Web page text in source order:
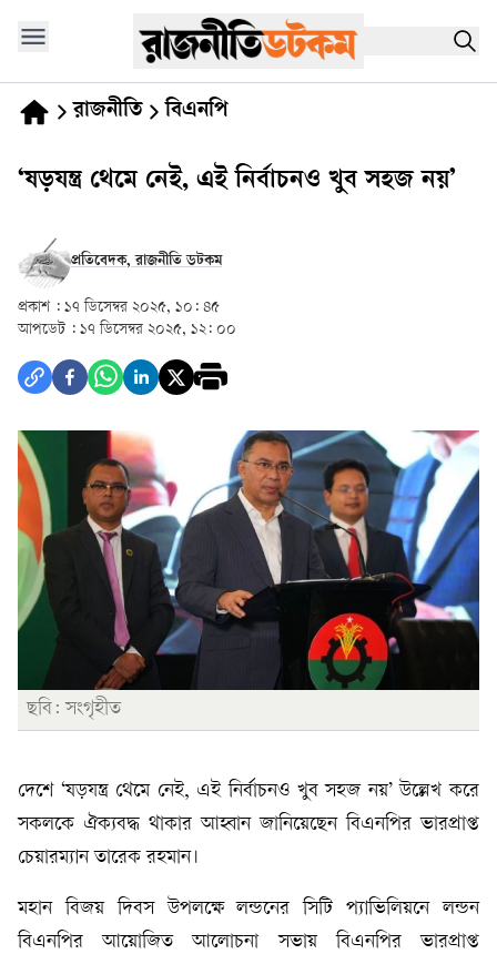
রাজনীতি বিএনপি
‘ষড়যন্ত্র থেমে নেই, এই নির্বাচনও খুব সহজ নয়’
প্রতিবেদক, রাজনীতি ডটকম
প্রকাশ : ১৭ ডিসেম্বর ২০২৫, ১০: ৪৫
আপডেট : ১৭ ডিসেম্বর ২০২৫, ১২: ০০
ছবি: সংগৃহীত
দেশে ‘ষড়যন্ত্র থেমে নেই, এই নির্বাচনও খুব সহজ নয়’ উল্লেখ করে
সকলকে ঐক্যবদ্ধ থাকার আহ্বান জানিয়েছেন বিএনপির ভারপ্রাপ্ত
চেয়ারম্যান তারেক রহমান।
মহান বিজয় দিবস উপলক্ষে লন্ডনের সিটি প্যাভিলিয়নে লন্ডন
বিএনপির আয়োজিত আলোচনা সভায় বিএনপির ভারপ্রাপ্ত